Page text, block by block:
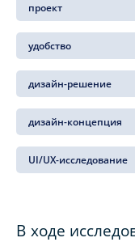
проект
удобство
дизайн-решение
дизайн-концепция
UI/UX-исследование
В ходе